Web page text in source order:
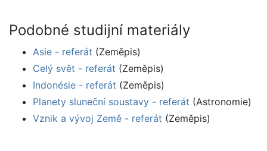
Podobné studijní materiály
Asie - referát (Zeměpis)
Celý svět - referát (Zeměpis)
Indonésie - referát (Zeměpis)
Planety sluneční soustavy - referát (Astronomie)
Vznik a vývoj Země - referát (Zeměpis)